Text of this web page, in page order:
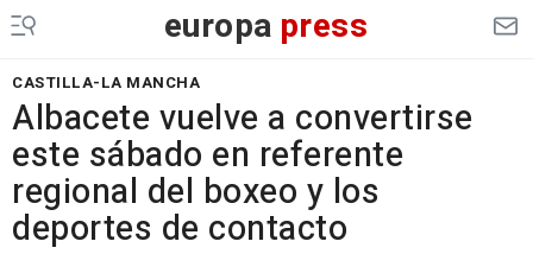
europa press
CASTILLA-LA MANCHA
Albacete vuelve a convertirse
este sábado en referente
regional del boxeo y los
deportes de contacto